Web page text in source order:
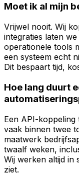
Moet ik al mijn
Vrijwel nooit. Wij
integraties laten
operationele tools
een systeem echt
Dit bespaart tijd,
Hoe lang duurt
Een API-koppeling
vaak binnen twee
maatwerk
twaalf weken,
Wij werken altijd in
ziet.